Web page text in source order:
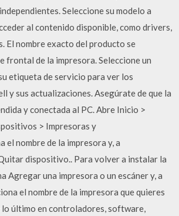
Seleccione su modelo a
al contenido disponible, como drivers,
El nombre exacto del producto se
frontal de la impresora. Seleccione un
etiqueta de servicio para ver los
y sus actualizaciones. Asegúrate de que la
y conectada al PC. Abre Inicio >
> Impresoras y
el nombre de la impresora y, a
dispositivo.. Para volver a instalar la
Agregar una impresora o un escáner y, a
el nombre de la impresora que quieres
último en controladores, software,